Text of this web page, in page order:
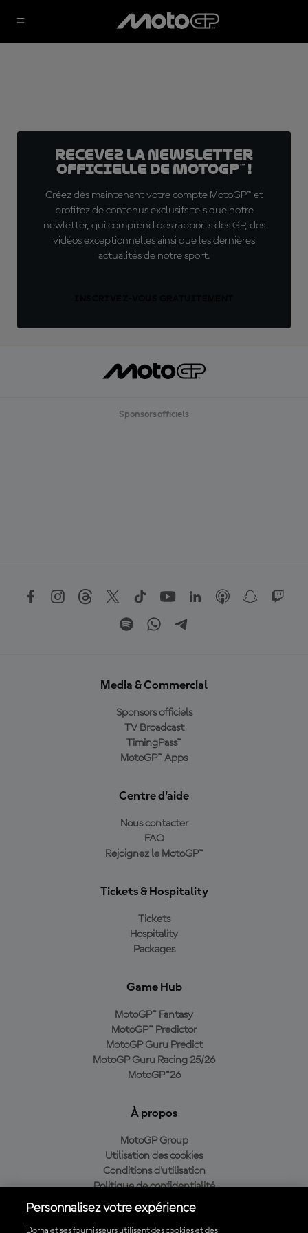
Recevez la Newsletter
officielle de MotoGP™ !
Créez dès maintenant votre compte MotoGP™ et
profitez de contenus exclusifs tels que notre
newletter, qui comprend des rapports des GP, des
vidéos exceptionnelles ainsi que les dernières
actualités de notre sport.
Sponsors officiels
Media & Commercial
Sponsors officiels
TV Broadcast
TimingPass™
MotoGP™ Apps
Centre d'aide
Nous contacter
FAQ
Rejoignez le MotoGP™
Tickets & Hospitality
Tickets
Hospitality
Packages
Game Hub
MotoGP™ Fantasy
MotoGP™ Predictor
MotoGP Guru Predict
MotoGP Guru Racing 25/26
MotoGP™26
À propos
MotoGP Group
Utilisation des cookies
Conditions d'utilisation
Politique de confidentialité
Politique d’achat
Personnalisez votre expérience
Dorna et ses fournisseurs utilisent des cookies et des